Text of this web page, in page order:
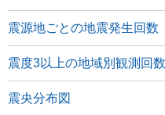
震源地ごとの地震発生回数
震度3以上の地域別観測回数
震央分布図